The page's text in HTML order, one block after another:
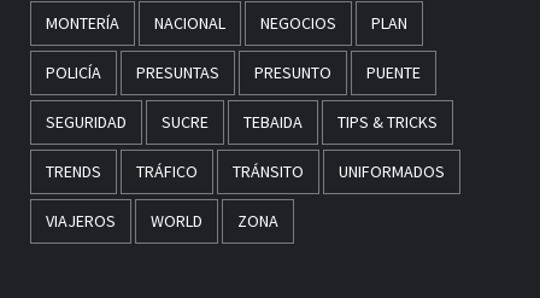
MONTERÍA NACIONAL NEGOCIOS PLAN
POLICÍA PRESUNTAS PRESUNTO PUENTE
SEGURIDAD SUCRE TEBAIDA TIPS & TRICKS
TRENDS TRÁFICO TRÁNSITO UNIFORMADOS
VIAJEROS WORLD ZONA